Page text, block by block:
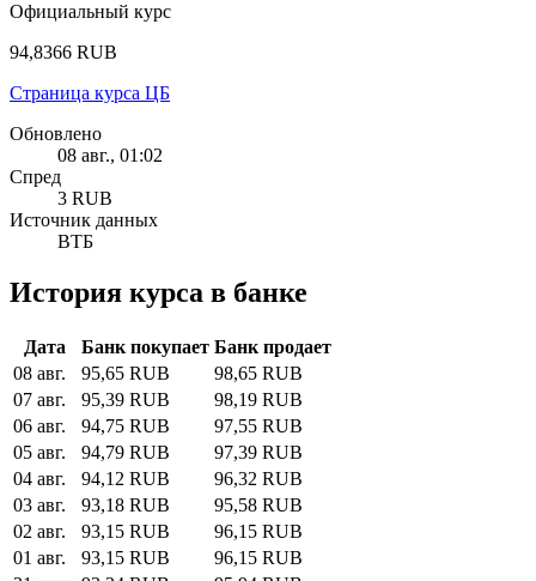
Официальный курс
94,8366 RUB
Страница курса ЦБ
Обновлено
08 авг., 01:02
Спред
3 RUB
Источник данных
ВТБ
История курса в банке
Дата Банк покупает Банк продает
08 авг.
95,65 RUB
98,65 RUB
07 авг.
95,39 RUB
98,19 RUB
06 авг.
94,75 RUB
97,55 RUB
05 авг.
94,79 RUB
97,39 RUB
04 авг.
94,12 RUB
96,32 RUB
03 авг.
93,18 RUB
95,58 RUB
02 авг.
93,15 RUB
96,15 RUB
01 авг.
93,15 RUB
96,15 RUB